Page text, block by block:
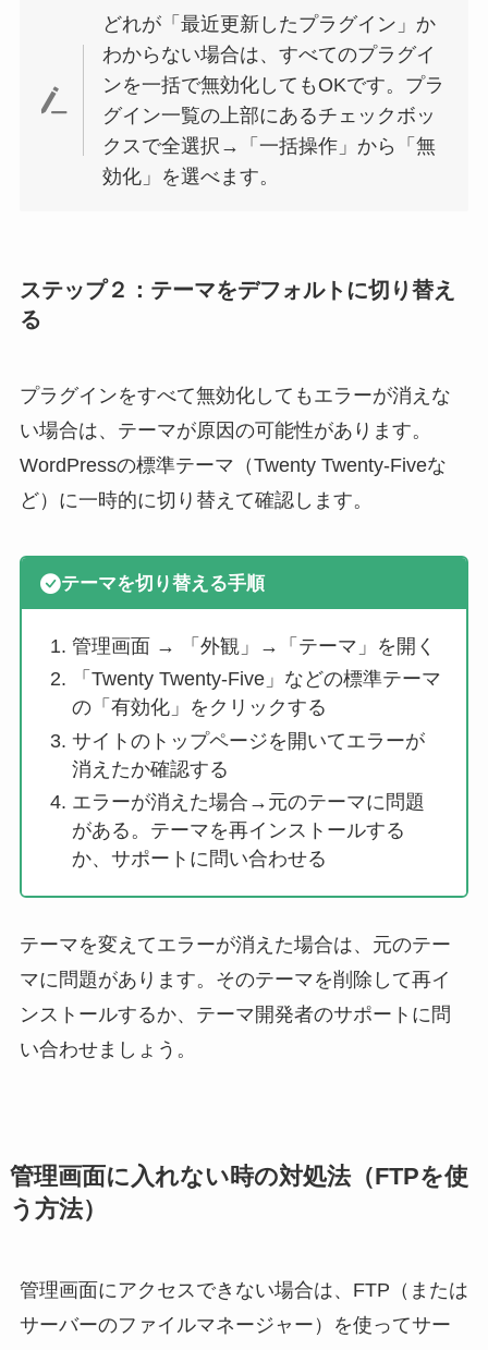
どれが「最近更新したプラグイン」か
わからない場合は、すべてのプラグイ
ンを一括で無効化してもOKです。プラ
グイン一覧の上部にあるチェックボッ
クスで全選択→「一括操作」から「無
効化」を選べます。
ステップ２：テーマをデフォルトに切り替え
る
プラグインをすべて無効化してもエラーが消えな
い場合は、テーマが原因の可能性があります。
WordPressの標準テーマ（Twenty Twenty-Fiveな
ど）に一時的に切り替えて確認します。
テーマを切り替える手順
管理画面 → 「外観」→「テーマ」を開く
「Twenty Twenty-Five」などの標準テーマ
の「有効化」をクリックする
サイトのトップページを開いてエラーが
消えたか確認する
エラーが消えた場合→元のテーマに問題
がある。テーマを再インストールする
か、サポートに問い合わせる
テーマを変えてエラーが消えた場合は、元のテー
マに問題があります。そのテーマを削除して再イ
ンストールするか、テーマ開発者のサポートに問
い合わせましょう。
管理画面に入れない時の対処法（FTPを使
う方法）
管理画面にアクセスできない場合は、FTP（または
サーバーのファイルマネージャー）を使ってサー